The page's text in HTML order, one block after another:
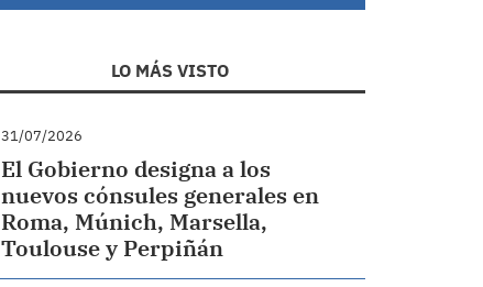
LO MÁS VISTO
31/07/2026
El Gobierno designa a los
nuevos cónsules generales en
Roma, Múnich, Marsella,
Toulouse y Perpiñán